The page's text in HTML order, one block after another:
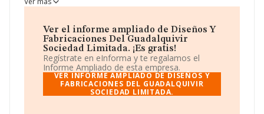
profesional prestador del servicio y consumidor. La
Sociedad Limitada. Su actividad CNAE es 'Fabricación de
carpintería metálica' con código 2512. La compañía no
tiene actividad en mercados exteriores.
La empresaDiseños y Fabricaciones del
Guadalquivir Sociedad Limitada, con NIF
B06908461, está situada en Urbanización Flor Del
Loreto núm. 48, (41807), en el municipio de Espartinas,
Ver el informe ampliado de Diseños Y
Fabricaciones Del Guadalquivir
Sociedad Limitada. ¡Es gratis!
Regístrate en eInforma y te regalamos el
Informe Ampliado de esta empresa.
VER INFORME AMPLIADO DE DISEÑOS Y
FABRICACIONES DEL GUADALQUIVIR
SOCIEDAD LIMITADA.